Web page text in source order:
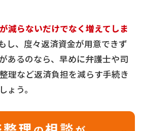
減らないだけでなく増えてしま
し、度々返済資金が用意できず
あるのなら、早めに弁護士や司
理など返済負担を減らす手続き
ょう。